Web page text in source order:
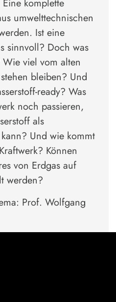
komplette
umwelttechnischen
Ist eine
sinnvoll? Doch was
viel vom alten
bleiben? Und
ready? Was
noch passieren,
als
Und wie kommt
Können
von Erdgas auf
werden?
Prof. Wolfgang